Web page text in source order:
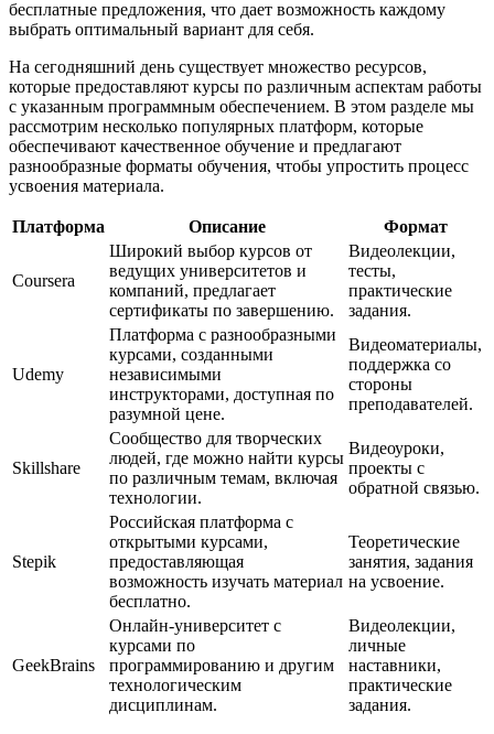
бесплатные предложения, что дает возможность каждому
выбрать оптимальный вариант для себя.
На сегодняшний день существует множество ресурсов,
которые предоставляют курсы по различным аспектам работы
с указанным программным обеспечением. В этом разделе мы
рассмотрим несколько популярных платформ, которые
обеспечивают качественное обучение и предлагают
разнообразные форматы обучения, чтобы упростить процесс
усвоения материала.
Платформа Описание Формат
Coursera
Широкий выбор курсов от
ведущих университетов и
компаний, предлагает
сертификаты по завершению.
Видеолекции,
тесты,
практические
задания.
Udemy
Платформа с разнообразными
курсами, созданными
независимыми
инструкторами, доступная по
разумной цене.
Видеоматериалы,
поддержка со
стороны
преподавателей.
Skillshare
Сообщество для творческих
людей, где можно найти курсы
по различным темам, включая
технологии.
Видеоуроки,
проекты с
обратной связью.
Stepik
Российская платформа с
открытыми курсами,
предоставляющая
возможность изучать материал
бесплатно.
Теоретические
занятия, задания
на усвоение.
GeekBrains
Онлайн-университет с
курсами по
программированию и другим
технологическим
дисциплинам.
Видеолекции,
личные
наставники,
практические
задания.